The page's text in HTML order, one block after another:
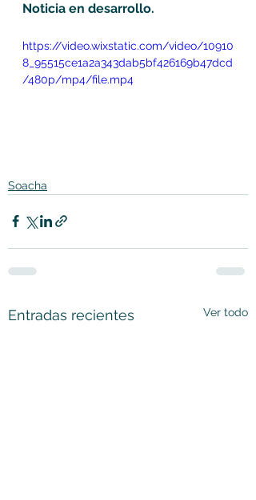
Noticia en desarrollo.
https://video.wixstatic.com/video/10910
8_95515ce1a2a343dab5bf426169b47dcd
/480p/mp4/file.mp4
Soacha
Entradas recientes Ver todo